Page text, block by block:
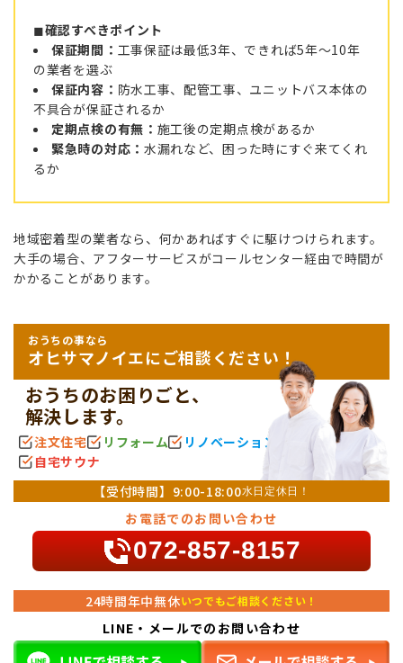
◼︎確認すべきポイント
保証期間： 工事保証は最低3年、できれば5年〜10年
の業者を選ぶ
保証内容： 防水工事、配管工事、ユニットバス本体の
不具合が保証されるか
定期点検の有無： 施工後の定期点検があるか
緊急時の対応： 水漏れなど、困った時にすぐ来てくれ
るか
地域密着型の業者なら、何かあればすぐに駆けつけられます。
大手の場合、アフターサービスがコールセンター経由で時間が
かかることがあります。
おうちの事なら
オヒサマノイエにご相談ください！
おうちのお困りごと、
解決します。
注文住宅 リフォーム
リノベーション
自宅サウナ
【受付時間】 9:00-18:00水日定休日！
お電話でのお問い合わせ
072-857-8157
24時間年中無休いつでもご相談ください！
LINE・メールでのお問い合わせ